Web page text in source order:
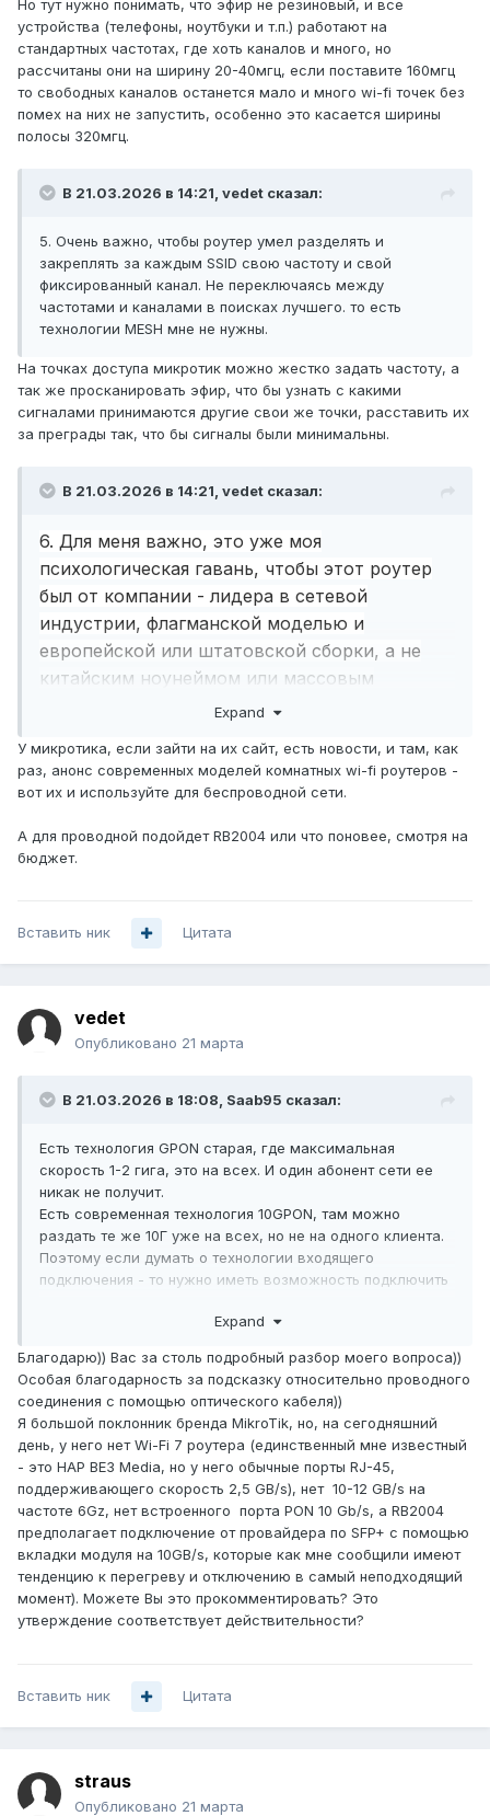
центра размещения роутера напрямую без MESH и
повторителей. Вот это тоже важно.
Но тут нужно понимать, что эфир не резиновый, и все
устройства (телефоны, ноутбуки и т.п.) работают на
стандартных частотах, где хоть каналов и много, но
рассчитаны они на ширину 20-40мгц, если поставите 160мгц
то свободных каналов останется мало и много wi-fi точек без
помех на них не запустить, особенно это касается ширины
полосы 320мгц.
В 21.03.2026 в 14:21, vedet сказал:
5. Очень важно, чтобы роутер умел разделять и
закреплять за каждым SSID свою частоту и свой
фиксированный канал. Не переключаясь между
частотами и каналами в поисках лучшего. то есть
технологии MESH мне не нужны.
На точках доступа микротик можно жестко задать частоту, а
так же просканировать эфир, что бы узнать с какими
сигналами принимаются другие свои же точки, расставить их
за преграды так, что бы сигналы были минимальны.
В 21.03.2026 в 14:21, vedet сказал:
6. Для меня важно, это уже моя
психологическая гавань, чтобы этот роутер
был от компании - лидера в сетевой
индустрии, флагманской моделью и
европейской или штатовской сборки, а не
китайским ноунеймом или массовым
ширпотребом. Цена вопроса мне не
практической возможности использования,
но и премиального статуса товара.
порекомендовать, то есть назвать бренд,
наименование модели, если такой вообще
слышали, что он будет запущен.
Expand
У микротика, если зайти на их сайт, есть новости, и там, как
раз, анонс современных моделей комнатных wi-fi роутеров -
вот их и используйте для беспроводной сети.
А для проводной подойдет RB2004 или что поновее, смотря на
бюджет.
Вставить ник Цитата
vedet
Опубликовано 21 марта
В 21.03.2026 в 18:08, Saab95 сказал:
Есть технология GPON старая, где максимальная
скорость 1-2 гига, это на всех. И один абонент сети ее
никак не получит.
Есть современная технология 10GPON, там можно
раздать те же 10Г уже на всех, но не на одного клиента.
Поэтому если думать о технологии входящего
подключения - то нужно иметь возможность подключить
портом на 1G. Тогда в эти 2 порта можно подключить или
PON SFP модуль старой схемы GPON, и 10G модуль
современного 10GPON, а так же прямой оптический
канал (если договоритесь с провайдером) на скорости
1Г или 10Г.
Но CAT 8 кабель очень дорогой, целесообразно
производить соединения оптическим кабелем, он и
тоньше, и легче гнется, удобнее прокладывать. Можно
самостоятельно устанавливать быстрые коннекторы - не
требуются готовые патчкорды и т.п. По надежности это
лучше чем медь, по цене в несколько раз дешевле.
Дополнительно защита от повреждения в грозу.
лан.
или несколько таких и поставьте в разных частях дома
или помещения, где хотите обеспечить работу сети.
Expand
Благодарю)) Вас за столь подробный разбор моего вопроса))
Особая благодарность за подсказку относительно проводного
соединения с помощью оптического кабеля))
Я большой поклонник бренда MikroTik, но, на сегодняшний
день, у него нет Wi-Fi 7 роутера (единственный мне известный
- это HAP BE3 Media, но у него обычные порты RJ-45,
поддерживающего скорость 2,5 GB/s), нет 10-12 GB/s на
частоте 6Gz, нет встроенного порта PON 10 Gb/s, а RB2004
предполагает подключение от провайдера по SFP+ с помощью
вкладки модуля на 10GB/s, которые как мне сообщили имеют
тенденцию к перегреву и отключению в самый неподходящий
момент). Можете Вы это прокомментировать? Это
утверждение соответствует действительности?
Вставить ник Цитата
straus
Опубликовано 21 марта